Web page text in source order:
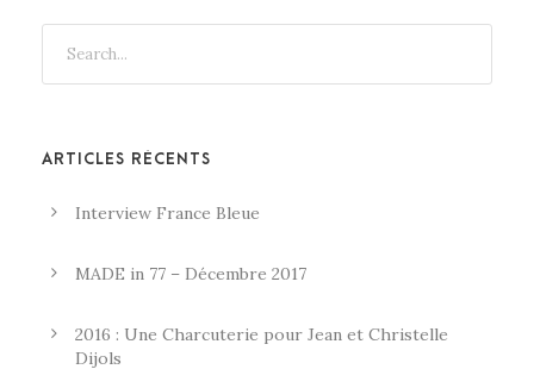
ARTICLES RÉCENTS
Interview France Bleue
MADE in 77 – Décembre 2017
2016 : Une Charcuterie pour Jean et Christelle
Dijols